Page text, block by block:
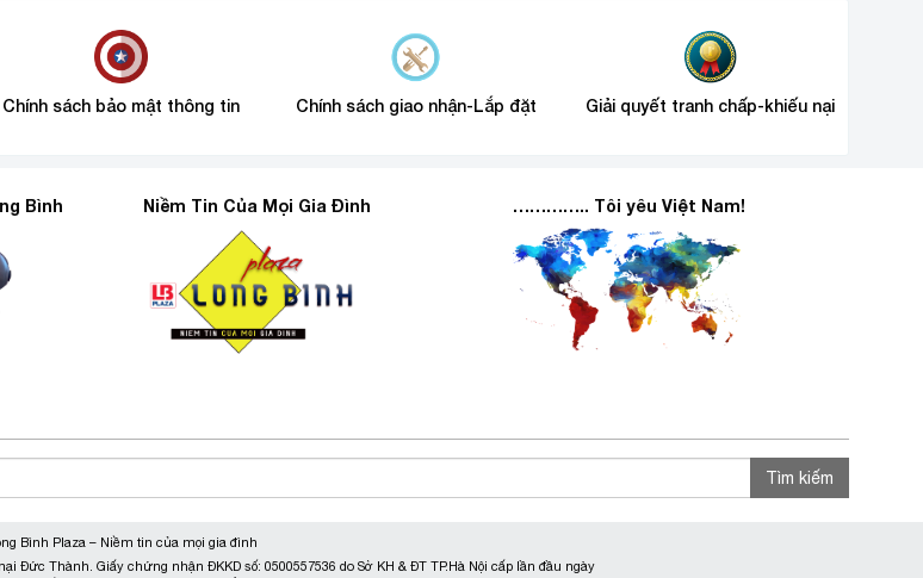
Chính sách bảo mật thông tin Chính sách giao nhận-Lắp đặt Giải quyết tranh chấp-khiếu nại
Bình Niềm Tin Của Mọi Gia Đình ………….. Tôi yêu Việt Nam!
Tìm kiếm
Bình Plaza – Niềm tin của mọi gia đình
Đức Thành. Giấy chứng nhận ĐKKD số: 0500557536 do Sở KH & ĐT TP.Hà Nội cấp lần đầu ngày